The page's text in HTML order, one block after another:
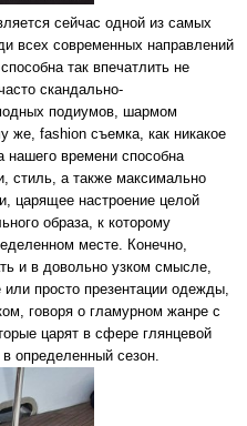
сейчас одной из самых
всех современных направлений
так впечатлить не
скандально-
подиумов, шармом
fashion съемка, как никакое
нашего времени способна
стиль, а также максимально
царящее настроение целой
образа, к которому
месте. Конечно,
и в довольно узком смысле,
просто презентации одежды,
говоря о гламурном жанре с
царят в сфере глянцевой
определенный сезон.